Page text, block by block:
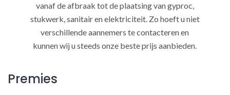
vanaf de afbraak tot de plaatsing van gyproc,
stukwerk, sanitair en elektriciteit. Zo hoeft u niet
verschillende aannemers te contacteren en
kunnen wij u steeds onze beste prijs aanbieden.
Premies